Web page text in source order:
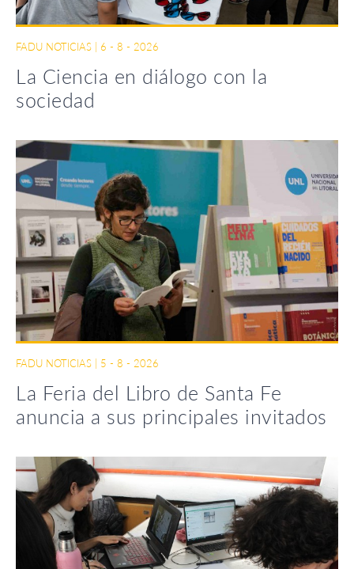
FADU NOTICIAS 6 - 8 - 2026
La Ciencia en diálogo con la
sociedad
FADU NOTICIAS 5 - 8 - 2026
La Feria del Libro de Santa Fe
anuncia a sus principales invitados